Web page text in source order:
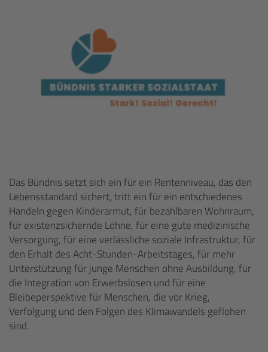
Das Bündnis setzt sich ein für ein Rentenniveau, das den
Lebensstandard sichert, tritt ein für ein entschiedenes
Handeln gegen Kinderarmut, für bezahlbaren Wohnraum,
für existenzsichernde Löhne, für eine gute medizinische
Versorgung, für eine verlässliche soziale Infrastruktur, für
den Erhalt des Acht-Stunden-Arbeitstages, für mehr
Unterstützung für junge Menschen ohne Ausbildung, für
die Integration von Erwerbslosen und für eine
Bleibeperspektive für Menschen, die vor Krieg,
Verfolgung und den Folgen des Klimawandels geflohen
sind.